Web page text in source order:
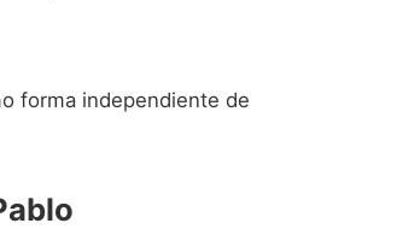
forma independiente de